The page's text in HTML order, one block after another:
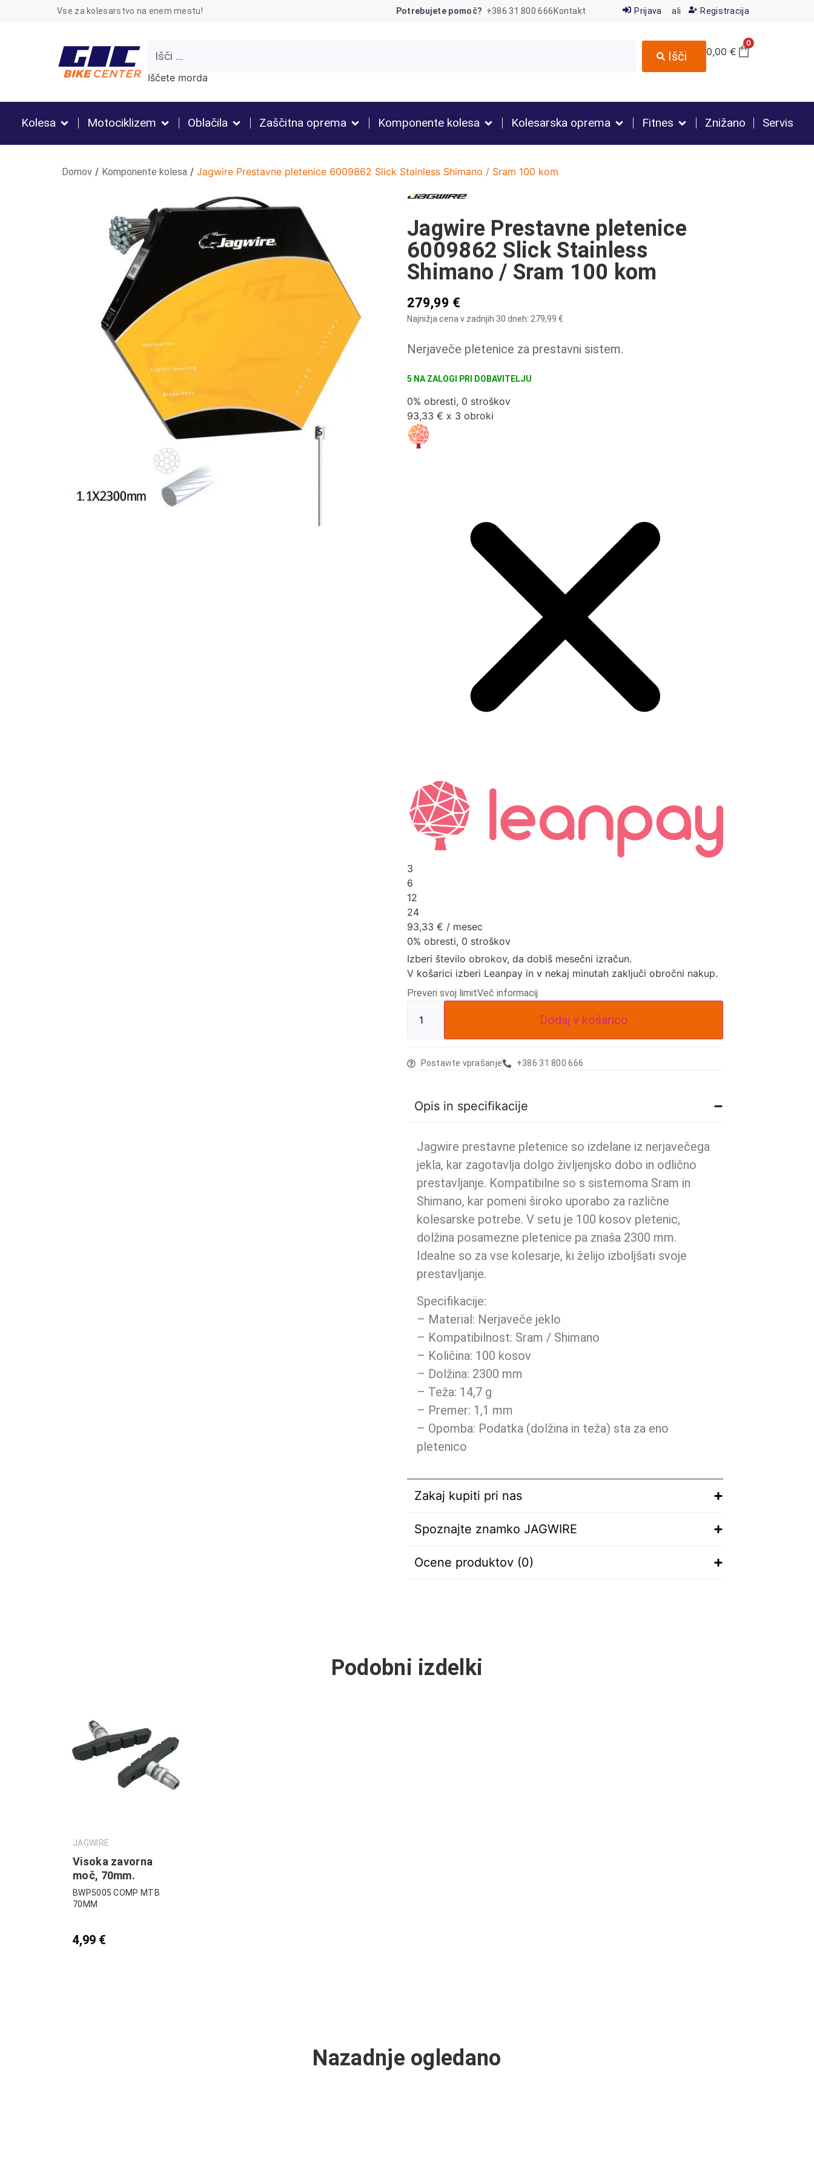
Vse za kolesarstvo na enem mestu! Potrebujete pomoč? +386 31 800 666 Kontakt Prijava ali Registracija
Išči
Iščete morda
0
0,00 €
Kolesa Motociklizem Oblačila Zaščitna oprema Komponente kolesa Kolesarska oprema Fitnes Znižano Servis
Domov / Komponente kolesa / Jagwire Prestavne pletenice 6009862 Slick Stainless Shimano / Sram 100 kom
Jagwire Prestavne pletenice
6009862 Slick Stainless
Shimano / Sram 100 kom
279,99 €
Najnižja cena v zadnjih 30 dneh: 279,99 €
Nerjaveče pletenice za prestavni sistem.
5 NA ZALOGI
0% obresti, 0 stroškov
93,33 € x 3 obroki
3
6
12
24
93,33 € / mesec
0% obresti, 0 stroškov
Izberi število obrokov, da dobiš mesečni izračun.
V košarici izberi Leanpay in v nekaj minutah zaključi obročni nakup.
Preveri svoj limitVeč informacij
Dodaj v košarico
Postavite vprašanje +386 31 800 666
Opis in specifikacije
Jagwire prestavne pletenice so izdelane iz nerjavečega
jekla, kar zagotavlja dolgo življenjsko dobo in odlično
prestavljanje. Kompatibilne so s sistemoma Sram in
Shimano, kar pomeni široko uporabo za različne
kolesarske potrebe. V setu je 100 kosov pletenic,
dolžina posamezne pletenice pa znaša 2300 mm.
Idealne so za vse kolesarje, ki želijo izboljšati svoje
prestavljanje.
Specifikacije:
– Material: Nerjaveče jeklo
– Kompatibilnost: Sram / Shimano
– Količina: 100 kosov
– Dolžina: 2300 mm
– Teža: 14,7 g
– Premer: 1,1 mm
– Opomba: Podatka (dolžina in teža) sta za eno
pletenico
Zakaj kupiti pri nas
Spoznajte znamko JAGWIRE
Ocene produktov (0)
Podobni izdelki
JAGWIRE
Visoka zavorna
moč, 70mm.
BWP5005 COMP MTB
70MM
4,99 €
Nazadnje ogledano